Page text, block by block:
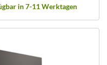
in 7-11 Werktagen